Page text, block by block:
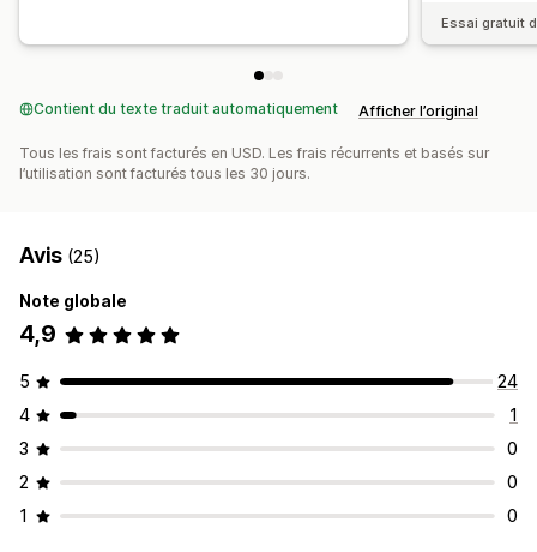
Essai gratuit
Contient du texte traduit automatiquement Afficher l’original
Tous les frais sont facturés en USD. Les frais récurrents et basés sur
l’utilisation sont facturés tous les 30 jours.
Avis (25)
Note globale
4,9
5
24
4
1
3
0
2
0
1
0